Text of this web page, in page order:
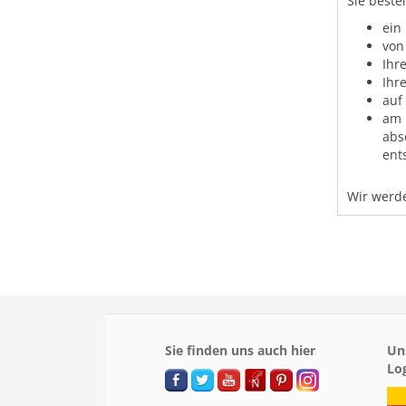
ein
auf
am
Wir
Sie finden uns auch hier